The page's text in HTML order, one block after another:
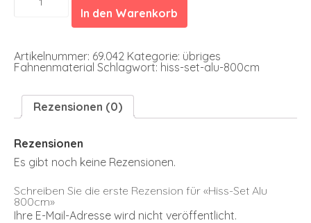
Alu
In den Warenkorb
Artikelnummer: 69.042 Kategorie: übriges
Fahnenmaterial Schlagwort: hiss-set-alu-800cm
Rezensionen (0)
Rezensionen
Es gibt noch keine Rezensionen.
Schreiben Sie die erste Rezension für «Hiss-Set Alu
800cm»
Ihre E-Mail-Adresse wird nicht veröffentlicht.